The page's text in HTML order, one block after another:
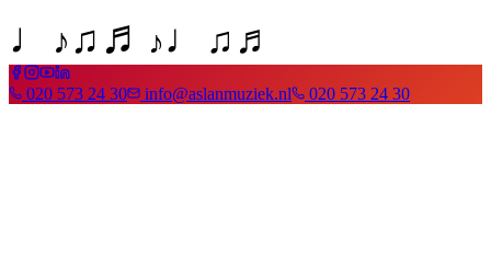
♩ ♪♫ ♬ ♪♩ ♫ ♬
020 573 24 30 info@aslanmuziek.nl 020 573 24 30